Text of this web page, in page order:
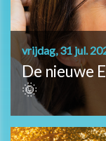
vrijdag, 31 jul.
De nieuwe
🌞